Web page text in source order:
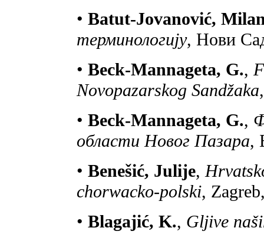
• Batut-Jovanović,
терминологију, Нови
• Beck-Mannageta, G.,
Novopazarskog Sandžaka
• Beck-Mannageta, G.,
области Новог Пазара,
• Benešić, Julije,
chorwacko-polski,
• Blagajić, K., Gljive